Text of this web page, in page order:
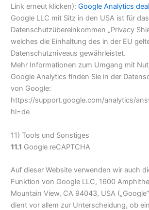
Link erneut klicken):Google Analytics
Google LLC mit Sitz in den USA ist für
Datenschutzübereinkommen „Privacy
welches die Einhaltung des in der EU
Datenschutzniveaus gewährleistet.
Mehr Informationen zum Umgang mit
Google Analytics finden Sie in der
von Google:
https://support.google.com/analytics/
hl=de
11) Tools und Sonstiges
11.1 Google reCAPTCHA
Auf dieser Website verwenden wir auch
Funktion von Google LLC, 1600
Mountain View, CA 94043, USA
dient vor allem zur Unterscheidung, ob